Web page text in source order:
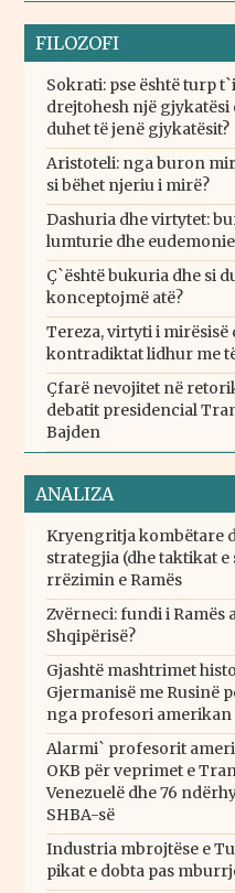
FILOZOFI
Sokrati: pse është turp t`i
drejtohesh një gjykatësi
duhet të jenë gjykatësit?
Aristoteli: nga buron
si bëhet njeriu i mirë?
Dashuria dhe virtytet:
lumturie dhe eudemonie
Ç`është bukuria dhe si
konceptojmë atë?
Tereza, virtyti i mirësisë
kontradiktat lidhur me
Çfarë nevojitet në
debatit presidencial
Bajden
ANALIZA
Kryengritja kombëtare
strategjia (dhe taktikat e
rrëzimin e Ramës
Zvërneci: fundi i Ramës
Shqipërisë?
Gjashtë mashtrimet
Gjermanisë me Rusinë
nga profesori amerikan
Alarmi` profesorit
OKB për veprimet e
Venezuelë dhe 76
SHBA-së
Industria mbrojtëse e
pikat e dobta pas